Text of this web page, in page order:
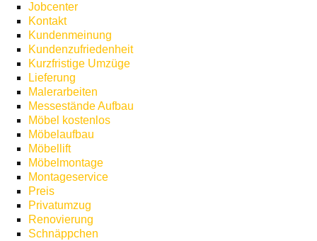
Jobcenter
Kontakt
Kundenmeinung
Kundenzufriedenheit
Kurzfristige Umzüge
Lieferung
Malerarbeiten
Messestände Aufbau
Möbel kostenlos
Möbelaufbau
Möbellift
Möbelmontage
Montageservice
Preis
Privatumzug
Renovierung
Schnäppchen